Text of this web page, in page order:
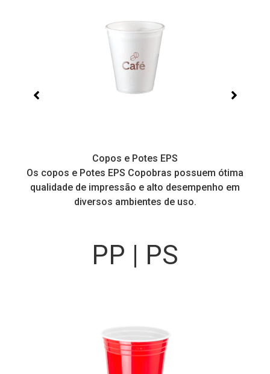
Copos e Potes EPS
Os copos e Potes EPS Copobras possuem ótima
qualidade de impressão e alto desempenho em
diversos ambientes de uso.
PP | PS